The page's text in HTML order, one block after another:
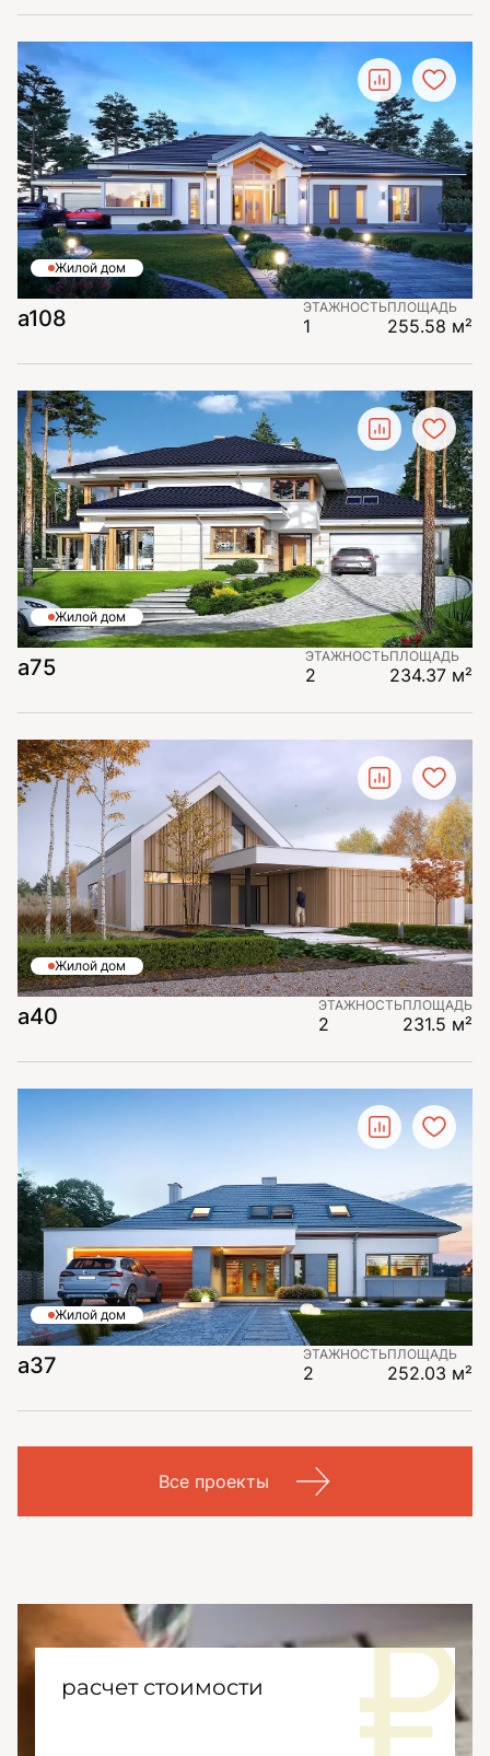
Жилой дом
a108 ЭТАЖНОСТЬ
1
ПЛОЩАДЬ
255.58 м²
Жилой дом
a75 ЭТАЖНОСТЬ
2
ПЛОЩАДЬ
234.37 м²
Жилой дом
a40 ЭТАЖНОСТЬ
2
ПЛОЩАДЬ
231.5 м²
Жилой дом
a37 ЭТАЖНОСТЬ
2
ПЛОЩАДЬ
252.03 м²
Все проекты
расчет стоимости